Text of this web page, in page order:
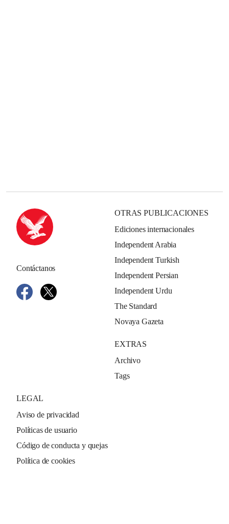
Contáctanos
OTRAS PUBLICACIONES
Ediciones internacionales
Independent Arabia
Independent Turkish
Independent Persian
Independent Urdu
The Standard
Novaya Gazeta
EXTRAS
Archivo
Tags
LEGAL
Aviso de privacidad
Políticas de usuario
Código de conducta y quejas
Política de cookies